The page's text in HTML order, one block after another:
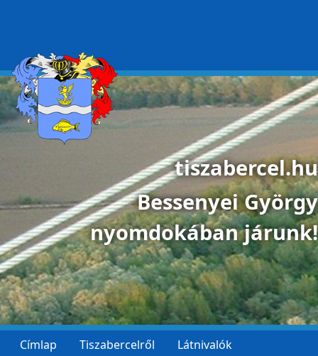
tiszabercel.hu
Bessenyei György
nyomdokában járunk!
Címlap Tiszabercelről
Látnivalók